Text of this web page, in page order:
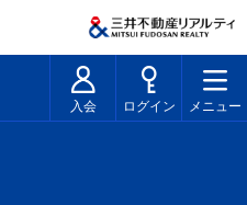
入会 ログイン メニュー